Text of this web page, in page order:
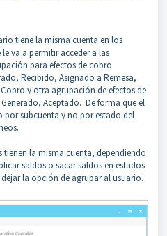
tiene la misma cuenta en los
va a permitir acceder a las
para efectos de cobro
Recibido, Asignado a Remesa,
y otra agrupación de efectos de
Aceptado. De forma que el
por subcuenta y no por estado del
tienen la misma cuenta, dependiendo
saldos o sacar saldos en estados
la opción de agrupar al usuario.